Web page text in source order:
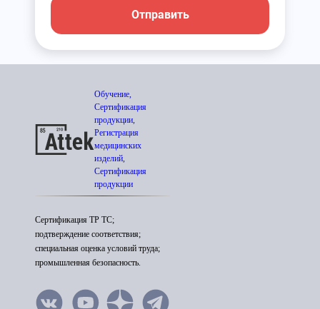
Отправить
Обучение,
Сертификация
продукции,
Регистрация
медицинских
изделий,
Сертификация
продукции
Сертификация ТР ТС;
подтверждение соответствия;
специальная оценка условий труда;
промышленная безопасность.